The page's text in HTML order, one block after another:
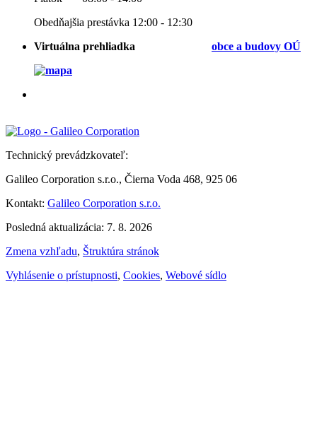
Obedňajšia prestávka 12:00 - 12:30
Virtuálna prehliadka obce a budovy OÚ
Technický prevádzkovateľ:
Galileo Corporation s.r.o., Čierna Voda 468, 925 06
Kontakt: Galileo Corporation s.r.o.
Posledná aktualizácia: 7. 8. 2026
Zmena vzhľadu, Štruktúra stránok
Vyhlásenie o prístupnosti, Cookies, Webové sídlo